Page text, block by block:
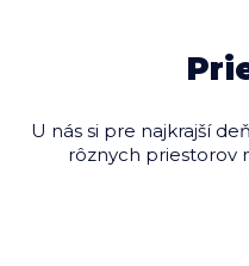
U nás si pre najkrajší
rôznych priestorov